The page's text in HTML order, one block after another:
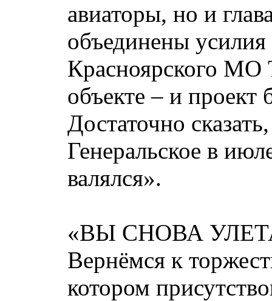
авиаторы, но и
объединены усилия
Красноярского МО
объекте – и проект
Достаточно
Генеральское в
валялся».
«ВЫ СНОВА
Вернёмся к
котором